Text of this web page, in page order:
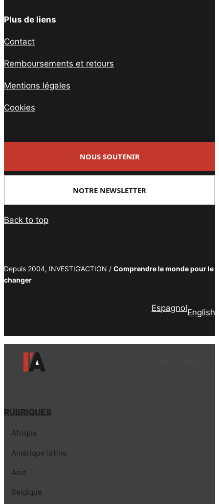
Plus de liens
Contact
Remboursements et retours
Mentions légales
Cookies
NOUS SOUTENIR
NOTRE NEWSLETTER
Back to top
Depuis 2004, INVESTIG’ACTION / Comprendre le monde pour le
changer
EspagnolEnglish
RUBRIQUES
Afrique
Amérique latine
Asie
Belgique